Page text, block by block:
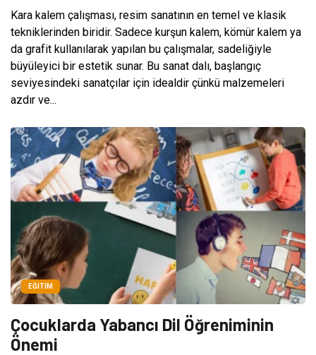
Kara kalem çalışması, resim sanatının en temel ve klasik
tekniklerinden biridir. Sadece kurşun kalem, kömür kalem ya
da grafit kullanılarak yapılan bu çalışmalar, sadeliğiyle
büyüleyici bir estetik sunar. Bu sanat dalı, başlangıç
seviyesindeki sanatçılar için idealdir çünkü malzemeleri
azdır ve...
EĞITIM
Çocuklarda Yabancı Dil Öğreniminin
Önemi